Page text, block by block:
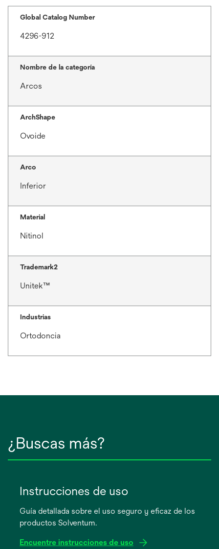
Global Catalog Number
4296-912
Nombre de la categoría
Arcos
ArchShape
Ovoide
Arco
Inferior
Material
Nitinol
Trademark2
Unitek™
Industrias
Ortodoncia
¿Buscas más?
Instrucciones de uso
Guía detallada sobre el uso seguro y eficaz de los
productos Solventum.
Encuentre instrucciones de uso